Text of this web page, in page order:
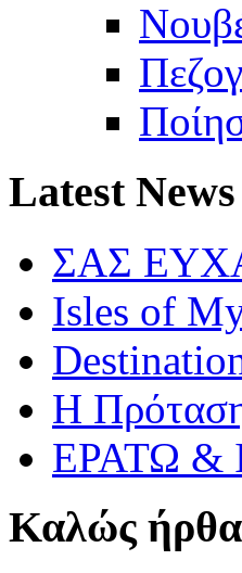
LatestNews
ΣΑΣ
Isles of
Η
ΕΡΑΤΩ &
Καλώς